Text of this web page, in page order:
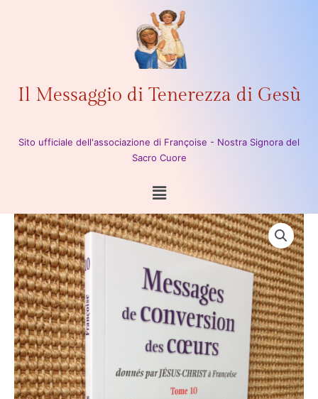
Il Messaggio di Tenerezza di Gesù
Sito ufficiale dell'associazione di Françoise - Nostra Signora del
Sacro Cuore
Menu